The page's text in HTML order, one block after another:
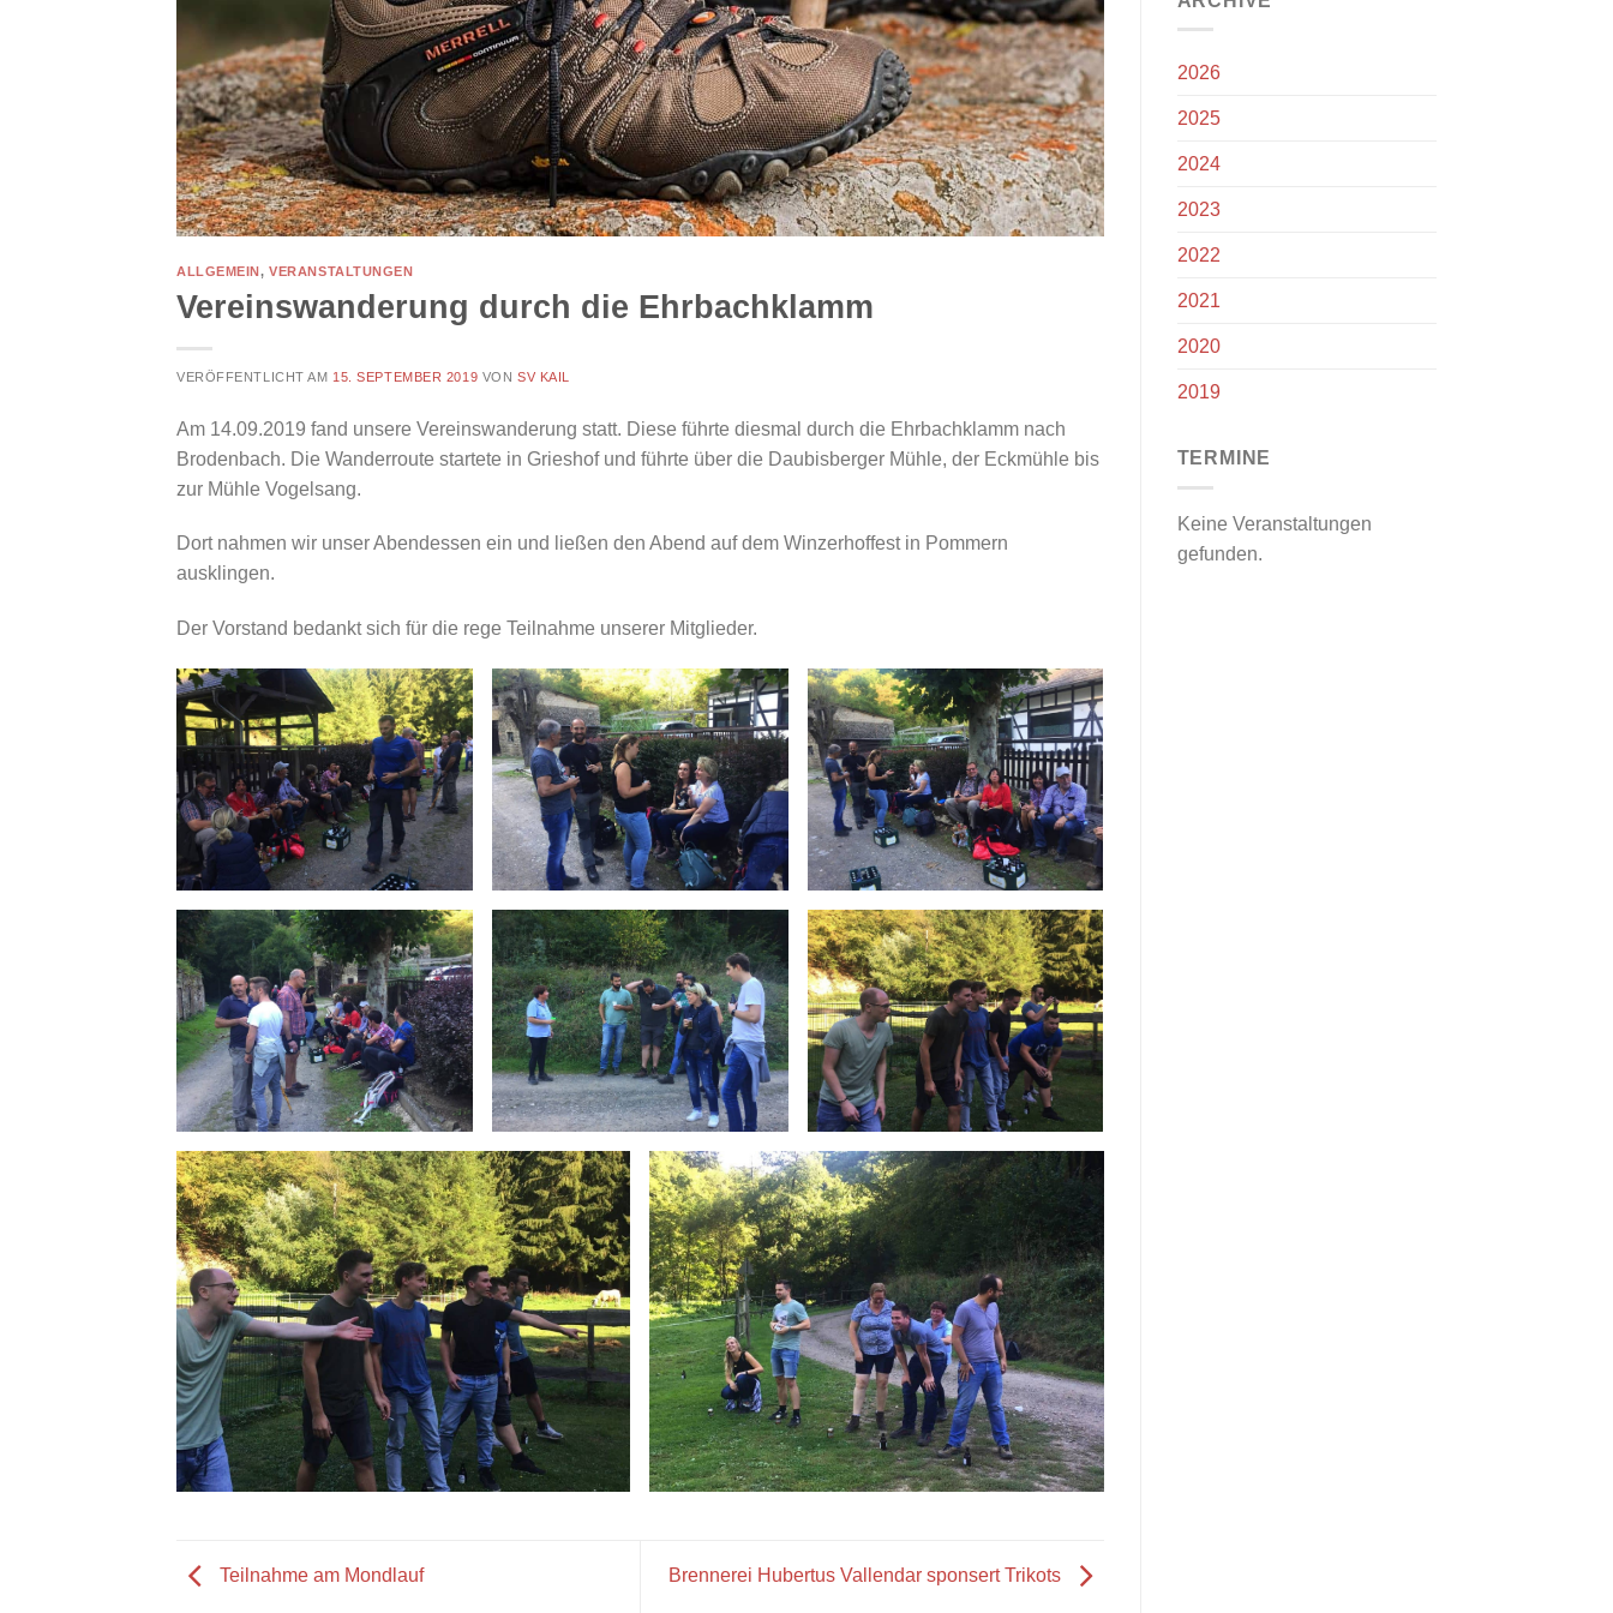
ALLGEMEIN,VERANSTALTUNGEN
Vereinswanderung durch die Ehrbachklamm
VERÖFFENTLICHT AM 15. SEPTEMBER 2019 VON SV KAIL
Am 14.09.2019 fand unsere Vereinswanderung statt. Diese führte diesmal durch die Ehrbachklamm nach
Brodenbach. Die Wanderroute startete in Grieshof und führte über die Daubisberger Mühle, der Eckmühle bis
zur Mühle Vogelsang.
Dort nahmen wir unser Abendessen ein und ließen den Abend auf dem Winzerhoffest in Pommern
ausklingen.
Der Vorstand bedankt sich für die rege Teilnahme unserer Mitglieder.
Teilnahme am Mondlauf Brennerei Hubertus Vallendar sponsert Trikots
2026
2025
2024
2023
2022
2021
2020
2019
TERMINE
Keine Veranstaltungen
gefunden.